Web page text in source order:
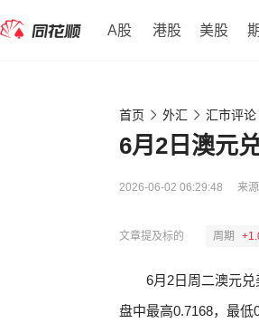
A股 港股 美股
首页 外汇 汇市评论
6月2日澳元
2026-06-02 06:29:48 来源
文章提及标的 周期
6月2日周二澳元兑
盘中最高0.7168，最低